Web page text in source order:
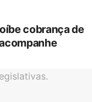
cobrança de